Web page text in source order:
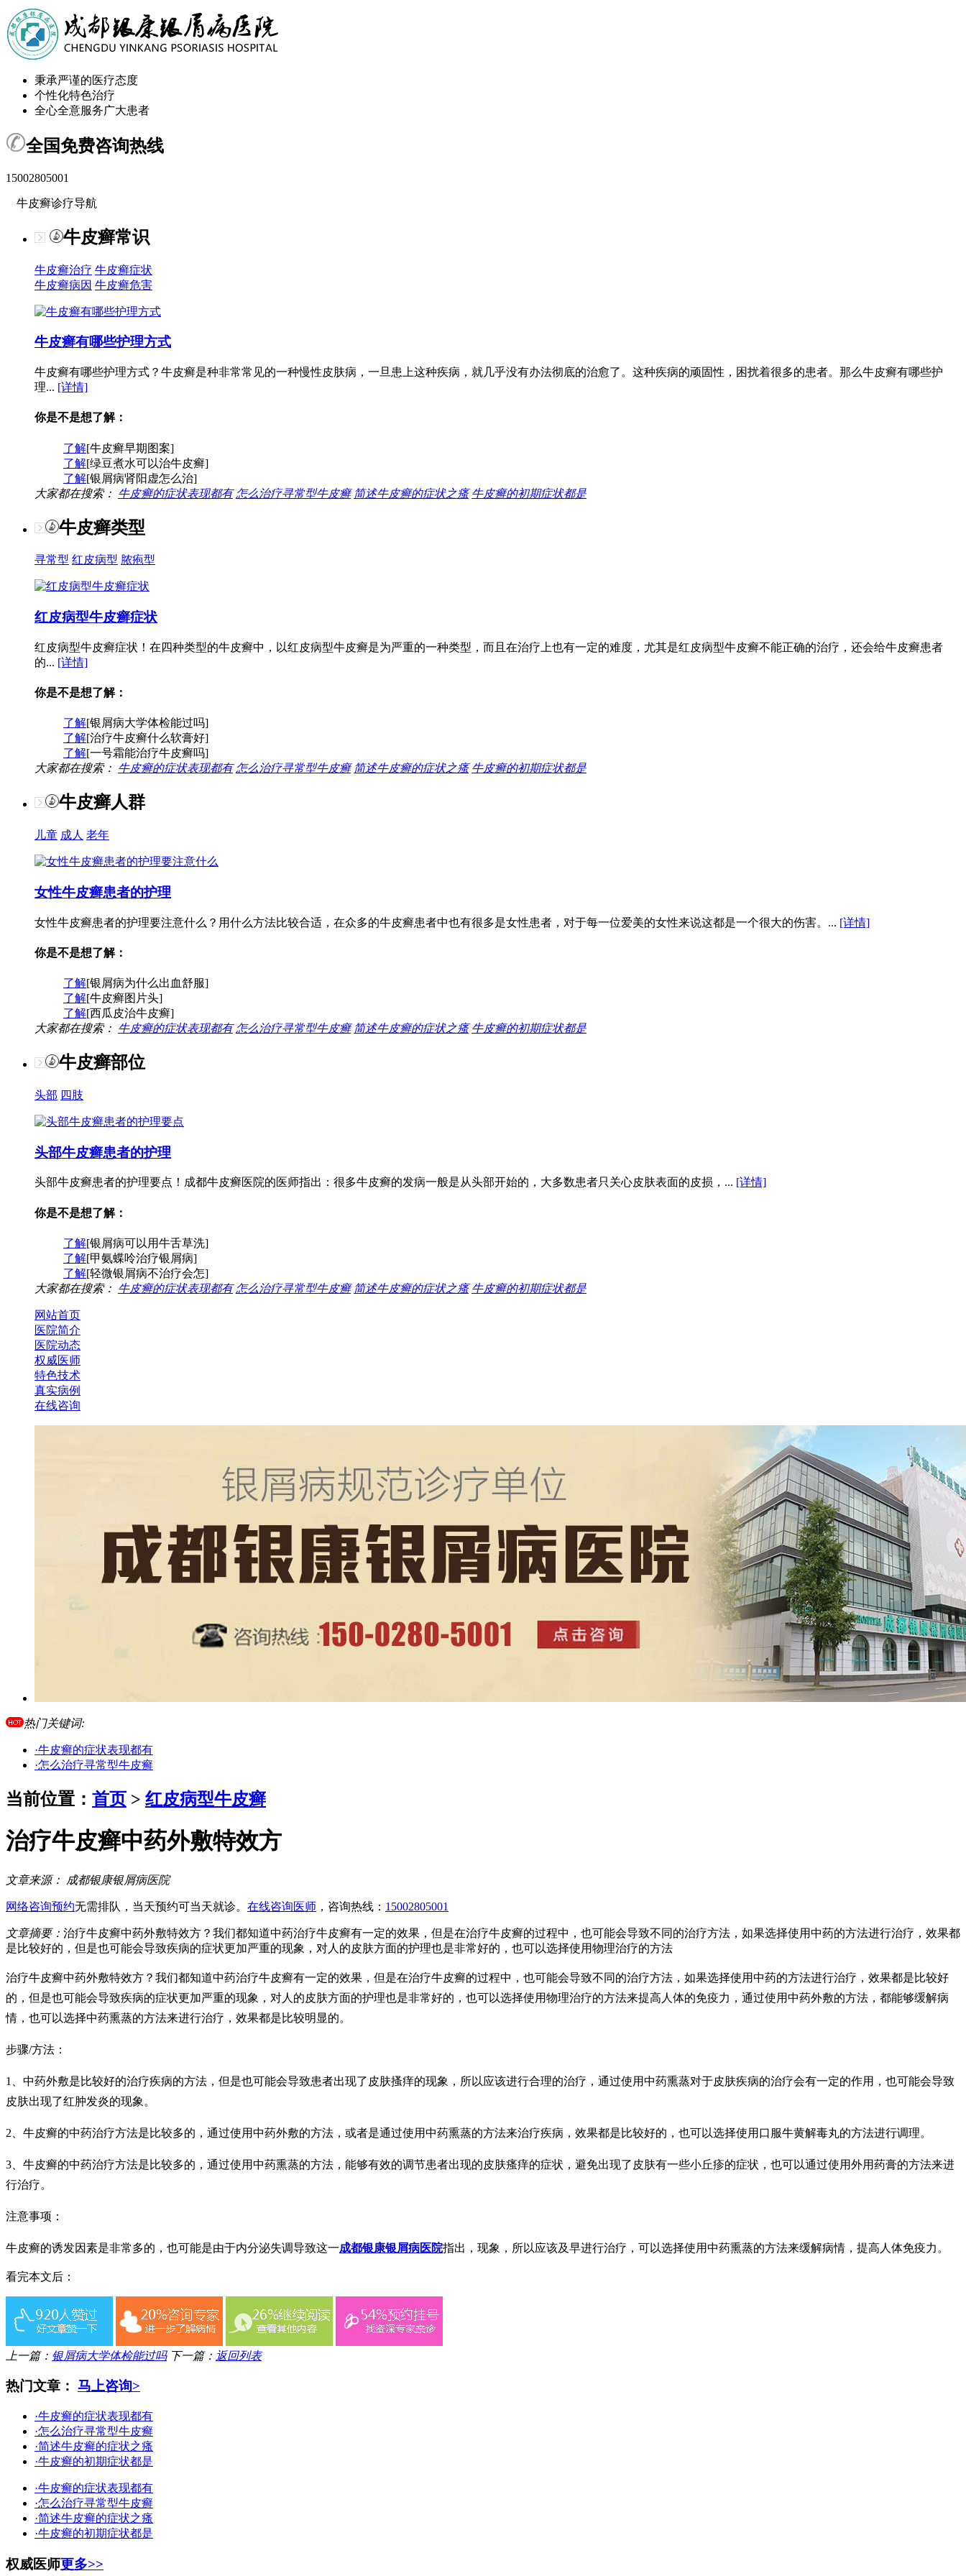
秉承严谨的医疗态度
个性化特色治疗
全心全意服务广大患者
全国免费咨询热线
15002805001
牛皮癣诊疗导航
牛皮癣常识
牛皮癣治疗 牛皮癣症状
牛皮癣病因 牛皮癣危害
牛皮癣有哪些护理方式
牛皮癣有哪些护理方式？牛皮癣是种非常常见的一种慢性皮肤病，一旦患上这种疾病，就几乎没有办法彻底的治愈了。这种疾病的顽固性，困扰着很多的患者。那么牛皮癣有哪些护
理... [详情]
你是不是想了解：
了解[牛皮癣早期图案]
了解[绿豆煮水可以治牛皮癣]
了解[银屑病肾阳虚怎么治]
大家都在搜索： 牛皮癣的症状表现都有 怎么治疗寻常型牛皮癣 简述牛皮癣的症状之瘙 牛皮癣的初期症状都是
牛皮癣类型
寻常型 红皮病型 脓疱型
红皮病型牛皮癣症状
红皮病型牛皮癣症状！在四种类型的牛皮癣中，以红皮病型牛皮癣是为严重的一种类型，而且在治疗上也有一定的难度，尤其是红皮病型牛皮癣不能正确的治疗，还会给牛皮癣患者
的... [详情]
你是不是想了解：
了解[银屑病大学体检能过吗]
了解[治疗牛皮癣什么软膏好]
了解[一号霜能治疗牛皮癣吗]
大家都在搜索： 牛皮癣的症状表现都有 怎么治疗寻常型牛皮癣 简述牛皮癣的症状之瘙 牛皮癣的初期症状都是
牛皮癣人群
儿童 成人 老年
女性牛皮癣患者的护理
女性牛皮癣患者的护理要注意什么？用什么方法比较合适，在众多的牛皮癣患者中也有很多是女性患者，对于每一位爱美的女性来说这都是一个很大的伤害。... [详情]
你是不是想了解：
了解[银屑病为什么出血舒服]
了解[牛皮癣图片头]
了解[西瓜皮治牛皮癣]
大家都在搜索： 牛皮癣的症状表现都有 怎么治疗寻常型牛皮癣 简述牛皮癣的症状之瘙 牛皮癣的初期症状都是
牛皮癣部位
头部 四肢
头部牛皮癣患者的护理
头部牛皮癣患者的护理要点！成都牛皮癣医院的医师指出：很多牛皮癣的发病一般是从头部开始的，大多数患者只关心皮肤表面的皮损，... [详情]
你是不是想了解：
了解[银屑病可以用牛舌草洗]
了解[甲氨蝶呤治疗银屑病]
了解[轻微银屑病不治疗会怎]
大家都在搜索： 牛皮癣的症状表现都有 怎么治疗寻常型牛皮癣 简述牛皮癣的症状之瘙 牛皮癣的初期症状都是
网站首页
医院简介
医院动态
权威医师
特色技术
真实病例
在线咨询
热门关键词:
·牛皮癣的症状表现都有
·怎么治疗寻常型牛皮癣
当前位置： 首页 > 红皮病型牛皮癣
治疗牛皮癣中药外敷特效方
文章来源： 成都银康银屑病医院
网络咨询预约无需排队，当天预约可当天就诊。 在线咨询医师 ，咨询热线： 15002805001
文章摘要： 治疗牛皮癣中药外敷特效方？我们都知道中药治疗牛皮癣有一定的效果，但是在治疗牛皮癣的过程中，也可能会导致不同的治疗方法，如果选择使用中药的方法进行治疗，效果都
是比较好的，但是也可能会导致疾病的症状更加严重的现象，对人的皮肤方面的护理也是非常好的，也可以选择使用物理治疗的方法
治疗牛皮癣中药外敷特效方？我们都知道中药治疗牛皮癣有一定的效果，但是在治疗牛皮癣的过程中，也可能会导致不同的治疗方法，如果选择使用中药的方法进行治疗，效果都是比较好
的，但是也可能会导致疾病的症状更加严重的现象，对人的皮肤方面的护理也是非常好的，也可以选择使用物理治疗的方法来提高人体的免疫力，通过使用中药外敷的方法，都能够缓解病
情，也可以选择中药熏蒸的方法来进行治疗，效果都是比较明显的。
步骤/方法：
1、中药外敷是比较好的治疗疾病的方法，但是也可能会导致患者出现了皮肤搔痒的现象，所以应该进行合理的治疗，通过使用中药熏蒸对于皮肤疾病的治疗会有一定的作用，也可能会导致
皮肤出现了红肿发炎的现象。
2、牛皮癣的中药治疗方法是比较多的，通过使用中药外敷的方法，或者是通过使用中药熏蒸的方法来治疗疾病，效果都是比较好的，也可以选择使用口服牛黄解毒丸的方法进行调理。
3、牛皮癣的中药治疗方法是比较多的，通过使用中药熏蒸的方法，能够有效的调节患者出现的皮肤瘙痒的症状，避免出现了皮肤有一些小丘疹的症状，也可以通过使用外用药膏的方法来进
行治疗。
注意事项：
牛皮癣的诱发因素是非常多的，也可能是由于内分泌失调导致这一成都银康银屑病医院指出，现象，所以应该及早进行治疗，可以选择使用中药熏蒸的方法来缓解病情，提高人体免疫力。
看完本文后：
上一篇： 银屑病大学体检能过吗 下一篇： 返回列表
热门文章： 马上咨询>
·牛皮癣的症状表现都有
·怎么治疗寻常型牛皮癣
·简述牛皮癣的症状之瘙
·牛皮癣的初期症状都是
·牛皮癣的症状表现都有
·怎么治疗寻常型牛皮癣
·简述牛皮癣的症状之瘙
·牛皮癣的初期症状都是
权威医师更多>>